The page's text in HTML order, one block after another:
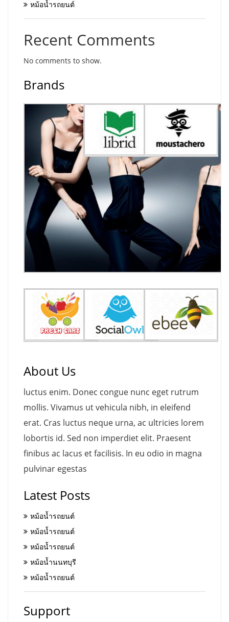
หม้อน้ำรถยนต์
Recent Comments
No comments to show.
Brands
About Us
luctus enim. Donec congue nunc eget rutrum
mollis. Vivamus ut vehicula nibh, in eleifend
erat. Cras luctus neque urna, ac ultricies lorem
lobortis id. Sed non imperdiet elit. Praesent
finibus ac lacus et facilisis. In eu odio in magna
pulvinar egestas
Latest Posts
หม้อน้ำรถยนต์
หม้อน้ำรถยนต์
หม้อน้ำรถยนต์
หม้อน้ำนนทบุรี
หม้อน้ำรถยนต์
Support